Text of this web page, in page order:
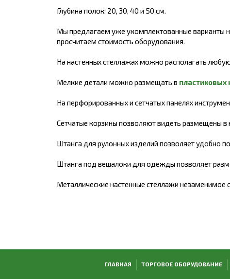
Глубина полок: 20, 30, 40 и 50 см.
Мы предлагаем уже укомплектованные варианты
просчитаем стоимость оборудования.
На настенных стеллажах можно располагать
Мелкие детали можно размещать в пластиковых
На перфорированных и сетчатых панелях
Сетчатые корзины позволяют видеть размещены в
Штанга для рулонных изделий позволяет удобно
Штанга под вешалоки для одежды позволяет
Металлические настенные стеллажи незаменимое
ГЛАВНАЯ ТОРГОВОЕ ОБОРУДОВАНИЕ